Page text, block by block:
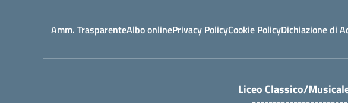
Amm. TrasparenteAlbo onlinePrivacy PolicyCookie PolicyDichiazione di
Liceo Classico/